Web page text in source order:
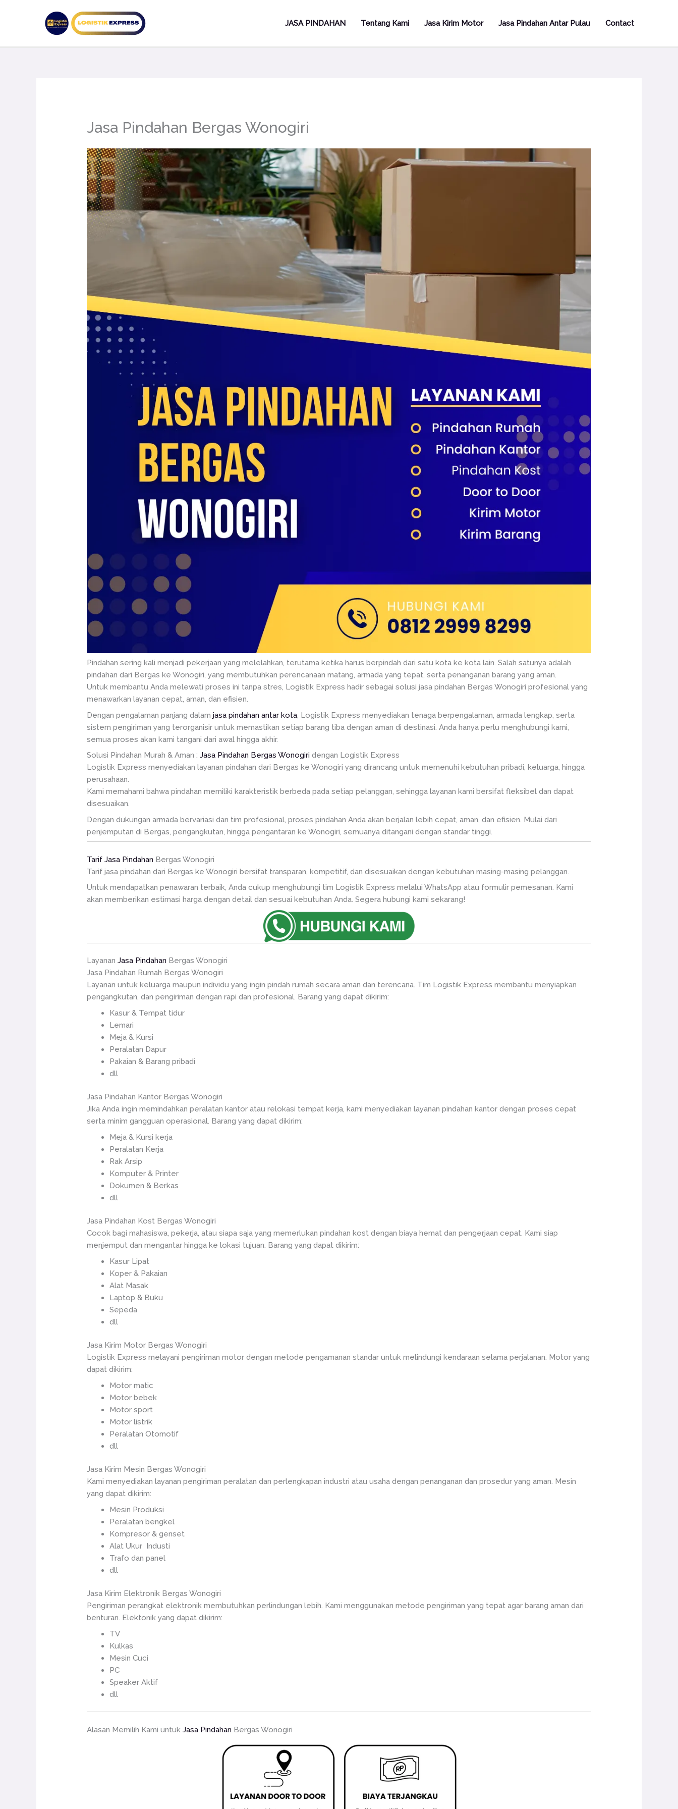
JASA PINDAHAN Tentang Kami Jasa Kirim Motor Jasa Pindahan Antar Pulau Contact
Jasa Pindahan Bergas Wonogiri
Pindahan sering kali menjadi pekerjaan yang melelahkan, terutama ketika harus berpindah dari satu kota ke kota lain. Salah satunya adalah
pindahan dari Bergas ke Wonogiri, yang membutuhkan perencanaan matang, armada yang tepat, serta penanganan barang yang aman.
Untuk membantu Anda melewati proses ini tanpa stres, Logistik Express hadir sebagai solusi jasa pindahan Bergas Wonogiri profesional yang
menawarkan layanan cepat, aman, dan efisien.
Dengan pengalaman panjang dalamjasa pindahan antar kota , Logistik Express menyediakan tenaga berpengalaman, armada lengkap, serta
sistem pengiriman yang terorganisir untuk memastikan setiap barang tiba dengan aman di destinasi. Anda hanya perlu menghubungi kami,
semua proses akan kami tangani dari awal hingga akhir.
Solusi Pindahan Murah & Aman :Jasa Pindahan Bergas Wonogiri dengan Logistik Express
Logistik Express menyediakan layanan pindahan dari Bergas ke Wonogiri yang dirancang untuk memenuhi kebutuhan pribadi, keluarga, hingga
perusahaan.
Kami memahami bahwa pindahan memiliki karakteristik berbeda pada setiap pelanggan, sehingga layanan kami bersifat fleksibel dan dapat
disesuaikan.
Dengan dukungan armada bervariasi dan tim profesional, proses pindahan Anda akan berjalan lebih cepat, aman, dan efisien. Mulai dari
penjemputan di Bergas, pengangkutan, hingga pengantaran ke Wonogiri, semuanya ditangani dengan standar tinggi.
Tarif Jasa Pindahan Bergas Wonogiri
Tarif jasa pindahan dari Bergas ke Wonogiri bersifat transparan, kompetitif, dan disesuaikan dengan kebutuhan masing-masing pelanggan.
Untuk mendapatkan penawaran terbaik, Anda cukup menghubungi tim Logistik Express melalui WhatsApp atau formulir pemesanan. Kami
akan memberikan estimasi harga dengan detail dan sesuai kebutuhan Anda. Segera hubungi kami sekarang!
LayananJasa Pindahan Bergas Wonogiri
Jasa Pindahan Rumah Bergas Wonogiri
Layanan untuk keluarga maupun individu yang ingin pindah rumah secara aman dan terencana. Tim Logistik Express membantu menyiapkan
pengangkutan, dan pengiriman dengan rapi dan profesional. Barang yang dapat dikirim:
Kasur & Tempat tidur
Lemari
Meja & Kursi
Peralatan Dapur
Pakaian & Barang pribadi
dll
Jasa Pindahan Kantor Bergas Wonogiri
Jika Anda ingin memindahkan peralatan kantor atau relokasi tempat kerja, kami menyediakan layanan pindahan kantor dengan proses cepat
serta minim gangguan operasional. Barang yang dapat dikirim:
Meja & Kursi kerja
Peralatan Kerja
Rak Arsip
Komputer & Printer
Dokumen & Berkas
dll
Jasa Pindahan Kost Bergas Wonogiri
Cocok bagi mahasiswa, pekerja, atau siapa saja yang memerlukan pindahan kost dengan biaya hemat dan pengerjaan cepat. Kami siap
menjemput dan mengantar hingga ke lokasi tujuan. Barang yang dapat dikirim:
Kasur Lipat
Koper & Pakaian
Alat Masak
Laptop & Buku
Sepeda
dll
Jasa Kirim Motor Bergas Wonogiri
Logistik Express melayani pengiriman motor dengan metode pengamanan standar untuk melindungi kendaraan selama perjalanan. Motor yang
dapat dikirim:
Motor matic
Motor bebek
Motor sport
Motor listrik
Peralatan Otomotif
dll
Jasa Kirim Mesin Bergas Wonogiri
Kami menyediakan layanan pengiriman peralatan dan perlengkapan industri atau usaha dengan penanganan dan prosedur yang aman. Mesin
yang dapat dikirim:
Mesin Produksi
Peralatan bengkel
Kompresor & genset
Alat Ukur Industi
Trafo dan panel
dll
Jasa Kirim Elektronik Bergas Wonogiri
Pengiriman perangkat elektronik membutuhkan perlindungan lebih. Kami menggunakan metode pengiriman yang tepat agar barang aman dari
benturan. Elektonik yang dapat dikirim:
TV
Kulkas
Mesin Cuci
PC
Speaker Aktif
dll
Alasan Memilih Kami untukJasa Pindahan Bergas Wonogiri